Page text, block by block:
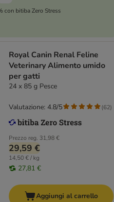
con bitiba Zero Stress
Royal Canin Renal Feline
Veterinary Alimento umido
per gatti
24 x 85 g Pesce
Prezzo reg. 31,98 €
29,59 €
14,50 € / kg
27,81 €
Valutazione: 4.8/5 (62)
Aggiungi al carrello